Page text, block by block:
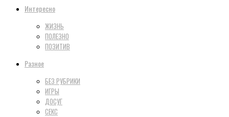
Интересно
ЖИЗНЬ
ПОЛЕЗНО
ПОЗИТИВ
Разное
БЕЗ РУБРИКИ
ИГРЫ
ДОСУГ
СЕКС